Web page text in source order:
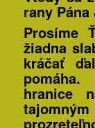
rany
Prosíme
žiadna
kráčať
pomáha.
hranice